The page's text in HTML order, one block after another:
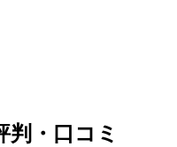
判・口コミ